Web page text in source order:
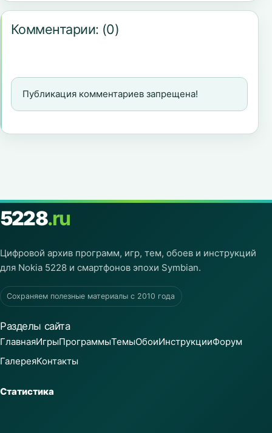
Комментарии: (0)
Публикация комментариев запрещена!
5228.ru
Цифровой архив программ, игр, тем, обоев и инструкций
для Nokia 5228 и смартфонов эпохи Symbian.
Сохраняем полезные материалы с 2010 года
Разделы сайта
ГлавнаяИгрыПрограммыТемыОбоиИнструкцииФорум
ГалереяКонтакты
Статистика